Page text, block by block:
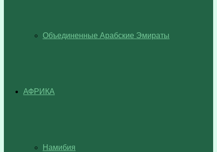
Объединенные Арабские Эмираты
АФРИКА
Намибия